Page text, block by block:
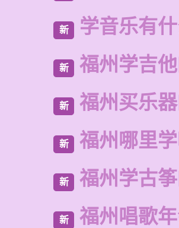
新 学音乐有
新 福州学吉
新 福州买乐
新 福州哪里
新 福州学古
新 福州唱歌